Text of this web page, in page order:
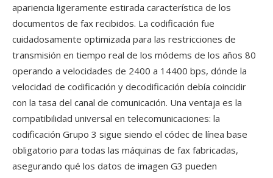
apariencia ligeramente estirada característica de los
documentos de fax recibidos. La codificación fue
cuidadosamente optimizada para las restricciones de
transmisión en tiempo real de los módems de los años 80
operando a velocidades de 2400 a 14400 bps, dónde la
velocidad de codificación y decodificación debía coincidir
con la tasa del canal de comunicación. Una ventaja es la
compatibilidad universal en telecomunicaciones: la
codificación Grupo 3 sigue siendo el códec de línea base
obligatorio para todas las máquinas de fax fabricadas,
asegurando qué los datos de imagen G3 pueden